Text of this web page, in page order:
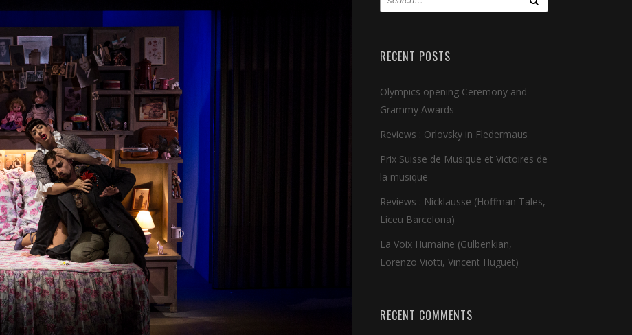
RECENT POSTS
Olympics opening Ceremony and
Grammy Awards
Reviews : Orlovsky in Fledermaus
Prix Suisse de Musique et Victoires de
la musique
Reviews : Nicklausse (Hoffman Tales,
Liceu Barcelona)
La Voix Humaine (Gulbenkian,
Lorenzo Viotti, Vincent Huguet)
RECENT COMMENTS